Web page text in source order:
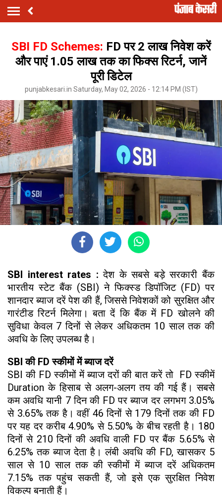
SBI FD Schemes: FD पर ₹2 लाख निवेश करें
और पाएं ₹1.05 लाख तक का फिक्स रिटर्न, जानें
पूरी डिटेल
punjabkesari.in Saturday, May 02, 2026 - 12:14 PM (IST)
SBI interest rates :देश के सबसे बड़े सरकारी बैंक
भारतीय स्टेट बैंक (SBI) ने फिक्स्ड डिपॉजिट (FD) पर
शानदार ब्याज दरें पेश की हैं, जिससे निवेशकों को सुरक्षित और
गारंटीड रिटर्न मिलेगा। बता दें कि बैंक में FD खोलने की
सुविधा केवल 7 दिनों से लेकर अधिकतम 10 साल तक की
अवधि के लिए उपलब्ध है।
SBI की FD स्कीमों में ब्याज दरें
SBI की FD स्कीमों में ब्याज दरों की बात करें तो FD स्कीमें
Duration के हिसाब से अलग-अलग तय की गई हैं। सबसे
कम अवधि यानी 7 दिन की FD पर ब्याज दर लगभग 3.05%
से 3.65% तक है। वहीं 46 दिनों से 179 दिनों तक की FD
पर यह दर करीब 4.90% से 5.50% के बीच रहती है। 180
दिनों से 210 दिनों की अवधि वाली FD पर बैंक 5.65% से
6.25% तक ब्याज देता है। लंबी अवधि की FD, खासकर 5
साल से 10 साल तक की स्कीमों में ब्याज दरें अधिकतम
7.15% तक पहुंच सकती हैं, जो इसे एक सुरक्षित निवेश
विकल्प बनाती हैं।